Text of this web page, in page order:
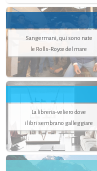
Sangermani, qui sono nate
le Rolls-Royce del mare
La libreria-veliero dove
i libri sembrano galleggiare